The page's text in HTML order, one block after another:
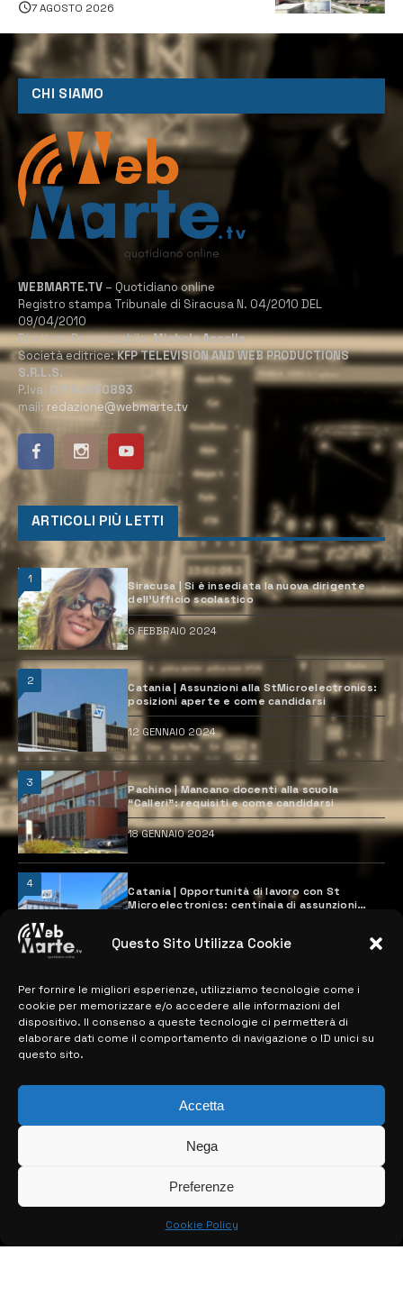
Questo Sito Utilizza Cookie
Per fornire le migliori esperienze, utilizziamo tecnologie come i
cookie per memorizzare e/o accedere alle informazioni del
dispositivo. Il consenso a queste tecnologie ci permetterà di
elaborare dati come il comportamento di navigazione o ID unici su
questo sito.
Accetta
Nega
Preferenze
Cookie Policy
7 AGOSTO 2026
CHI SIAMO
WEBMARTE.TV – Quotidiano online
Registro stampa Tribunale di Siracusa N. 04/2010 DEL
09/04/2010
Direttore Responsabile:Michele Accolla
Società editrice:KFP TELEVISION AND WEB PRODUCTIONS
S.R.L.S.
P.Iva: 02184950893
mail: redazione@webmarte.tv
ARTICOLI PIÙ LETTI
1
Siracusa | Si è insediata la nuova dirigente
dell’Ufficio scolastico
6 FEBBRAIO 2024
2
Catania | Assunzioni alla StMicroelectronics:
posizioni aperte e come candidarsi
12 GENNAIO 2024
3
Pachino | Mancano docenti alla scuola
“Calleri”: requisiti e come candidarsi
18 GENNAIO 2024
4
Catania | Opportunità di lavoro con St
Microelectronics: centinaia di assunzioni
28 MARZO 2024
MAPPA DEL SITO
> NOTIZIE
> EDIZIONI LOCALI